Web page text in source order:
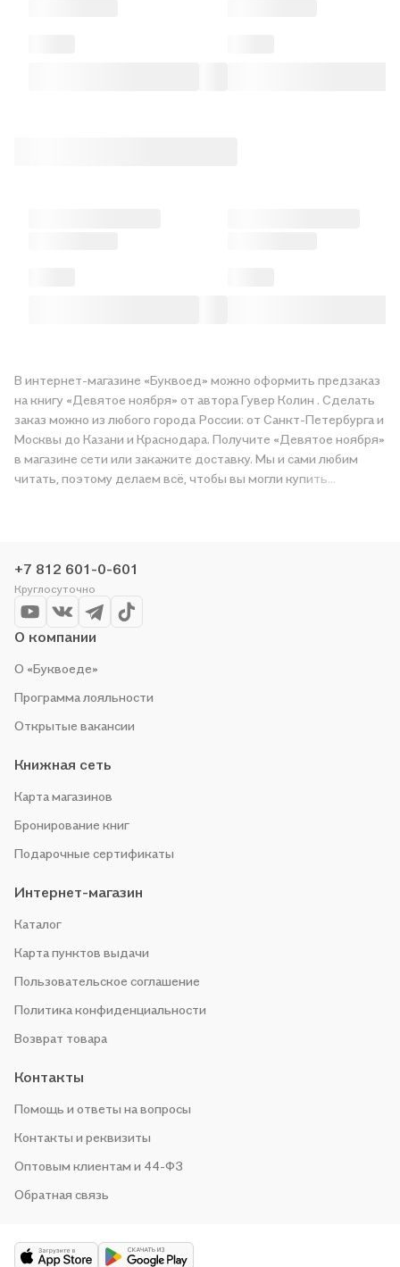
В интернет-магазине «Буквоед» можно оформить предзаказ
на книгу «Девятое ноября» от автора Гувер Колин . Сделать
заказ можно из любого города России: от Санкт-Петербурга и
Москвы до Казани и Краснодара. Получите «Девятое ноября»
в магазине сети или закажите доставку. Мы и сами любим
читать, поэтому делаем всё, чтобы вы могли купить
+7 812 601-0-601
Круглосуточно
О компании
О «Буквоеде»
Программа лояльности
Открытые вакансии
Книжная сеть
Карта магазинов
Бронирование книг
Подарочные сертификаты
Интернет-магазин
Каталог
Карта пунктов выдачи
Пользовательское соглашение
Политика конфиденциальности
Возврат товара
Контакты
Помощь и ответы на вопросы
Контакты и реквизиты
Оптовым клиентам и 44-ФЗ
Обратная связь